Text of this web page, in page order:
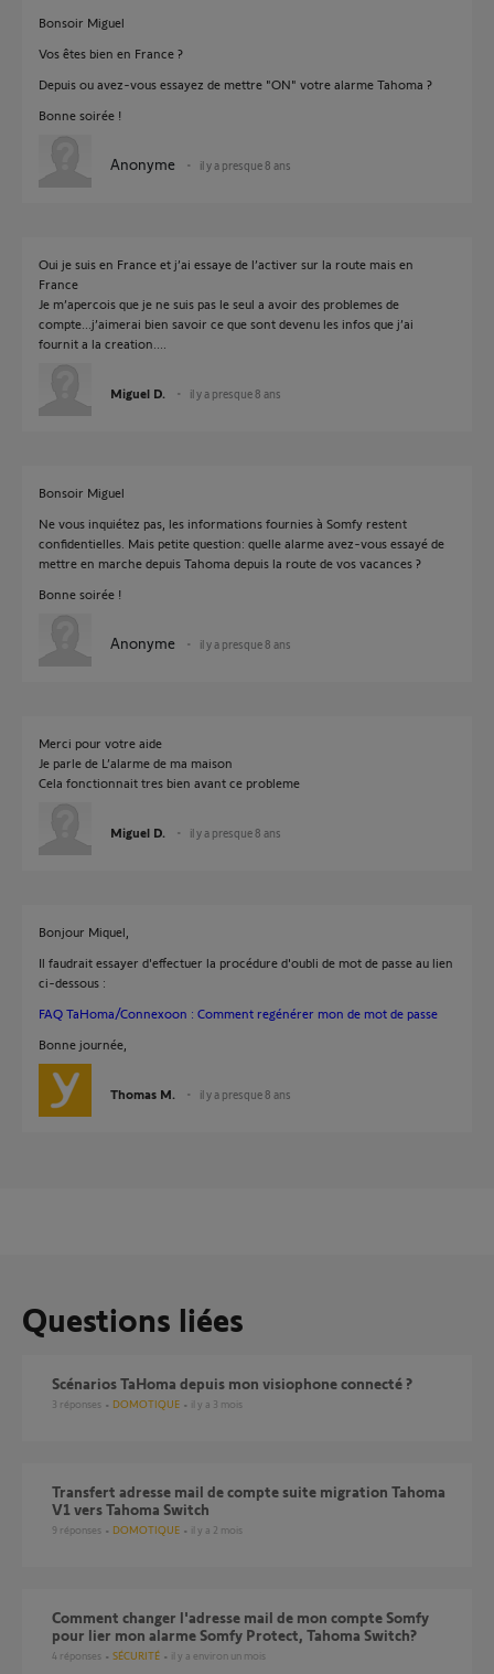
Bonsoir Miguel
Vos êtes bien en France ?
Depuis ou avez-vous essayez de mettre "ON" votre alarme Tahoma ?
Bonne soirée !
Anonyme il y a presque 8 ans
Oui je suis en France et j’ai essaye de l’activer sur la route mais en
France
Je m’apercois que je ne suis pas le seul a avoir des problemes de
compte...j’aimerai bien savoir ce que sont devenu les infos que j’ai
fournit a la creation....
Miguel D. il y a presque 8 ans
Bonsoir Miguel
Ne vous inquiétez pas, les informations fournies à Somfy restent
confidentielles. Mais petite question: quelle alarme avez-vous essayé de
mettre en marche depuis Tahoma depuis la route de vos vacances ?
Bonne soirée !
Anonyme il y a presque 8 ans
Merci pour votre aide
Je parle de L’alarme de ma maison
Cela fonctionnait tres bien avant ce probleme
Miguel D. il y a presque 8 ans
Bonjour Miquel,
Il faudrait essayer d'effectuer la procédure d'oubli de mot de passe au lien
ci-dessous :
FAQ TaHoma/Connexoon : Comment regénérer mon de mot de passe
Bonne journée,
Thomas M. il y a presque 8 ans
Questions liées
Scénarios TaHoma depuis mon visiophone connecté ?
3 réponses DOMOTIQUE il y a 3 mois
Transfert adresse mail de compte suite migration Tahoma
V1 vers Tahoma Switch
9 réponses DOMOTIQUE il y a 2 mois
Comment changer l'adresse mail de mon compte Somfy
pour lier mon alarme Somfy Protect, Tahoma Switch?
4 réponses SÉCURITÉ il y a environ un mois